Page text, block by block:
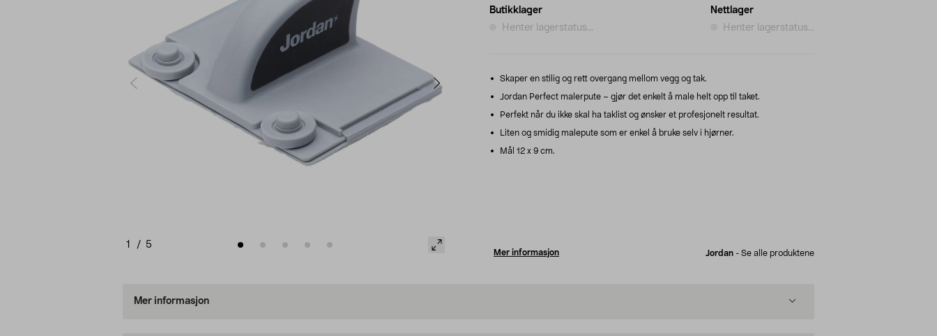
1 / 5
Butikklager
Henter lagerstatus...
Nettlager
Henter lagerstatus...
Skaper en stilig og rett overgang mellom vegg og tak.
Jordan Perfect malerpute – gjør det enkelt å male helt opp til taket.
Perfekt når du ikke skal ha taklist og ønsker et profesjonelt resultat.
Liten og smidig malepute som er enkel å bruke selv i hjørner.
Mål 12 x 9 cm.
Mer informasjon Jordan - Se alle produktene
Mer informasjon